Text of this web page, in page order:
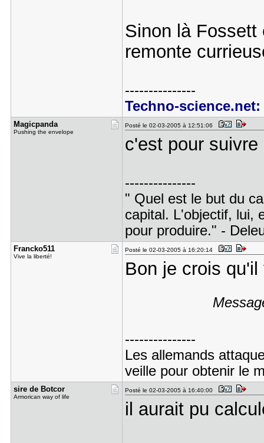
Sinon là Fossett
remonte
---------------
Techno-
Magicpanda
Pushing the envelope
Posté le 02-03-2005 à 12:51:06
c'est pour
---------------
" Quel est le but du
capital. L'objectif, lui,
pour produire." -
Francko511
Vive la liberté!
Posté le 02-03-2005 à 16:20:14
Bon je crois
---------------
Les allemands
veille pour obtenir le
sire de Bo​tcor
Armorican way of life
Posté le 02-03-2005 à 16:40:00
il aurait pu